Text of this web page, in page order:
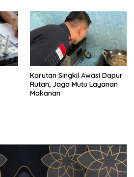
Karutan Singkil Awasi Dapur
Rutan, Jaga Mutu Layanan
Makanan